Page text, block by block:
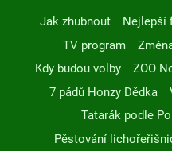
Jak zhubnout Nejlepší
TV program
Kdy budou volby
ZOO
7 pádů Honzy Dědka
Tatarák podle
Pěstování